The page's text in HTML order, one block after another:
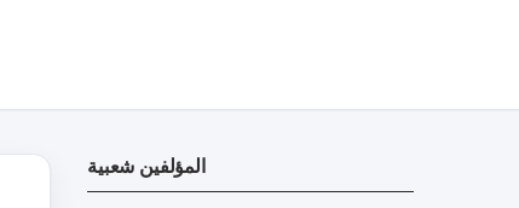
المؤلفين شعبية